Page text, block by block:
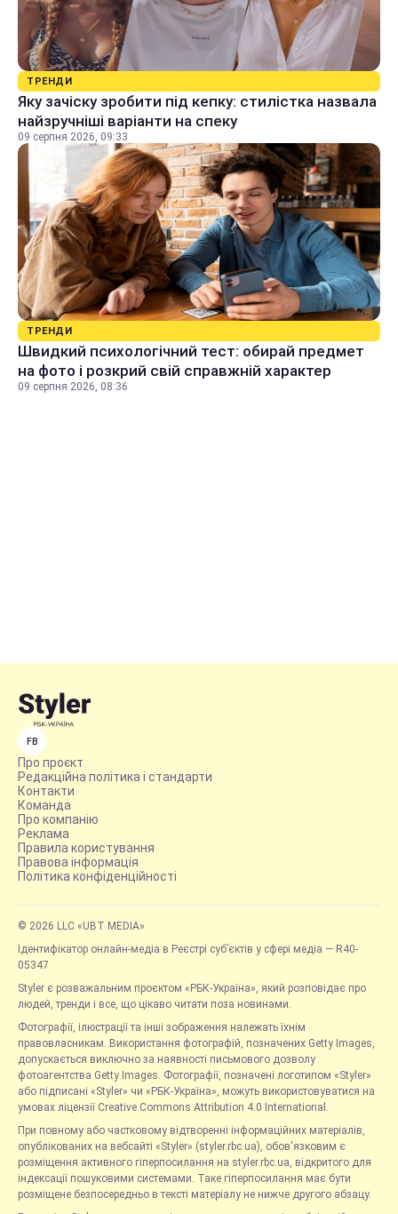
ТРЕНДИ
Яку зачіску зробити під кепку: стилістка назвала
найзручніші варіанти на спеку
09 серпня 2026, 09:33
ТРЕНДИ
Швидкий психологічний тест: обирай предмет
на фото і розкрий свій справжній характер
09 серпня 2026, 08:36
FB
Про проєкт
Редакційна політика і стандарти
Контакти
Команда
Про компанію
Реклама
Правила користування
Правова інформація
Політика конфіденційності
© 2026 LLC «UBT MEDIA»
Ідентифікатор онлайн-медіа в Реєстрі суб’єктів у сфері медіа — R40-
05347
Styler є розважальним проєктом «РБК-Україна», який розповідає про
людей, тренди і все, що цікаво читати поза новинами.
Фотографії, ілюстрації та інші зображення належать їхнім
правовласникам. Використання фотографій, позначених Getty Images,
допускається виключно за наявності письмового дозволу
фотоагентства Getty Images. Фотографії, позначені логотипом «Styler»
або підписані «Styler» чи «РБК-Україна», можуть використовуватися на
умовах ліцензії Creative Commons Attribution 4.0 International.
При повному або частковому відтворенні інформаційних матеріалів,
опублікованих на вебсайті «Styler» (styler.rbc.ua), обов'язковим є
розміщення активного гіперпосилання на styler.rbc.ua, відкритого для
індексації пошуковими системами. Таке гіперпосилання має бути
розміщене безпосередньо в тексті матеріалу не нижче другого абзацу.